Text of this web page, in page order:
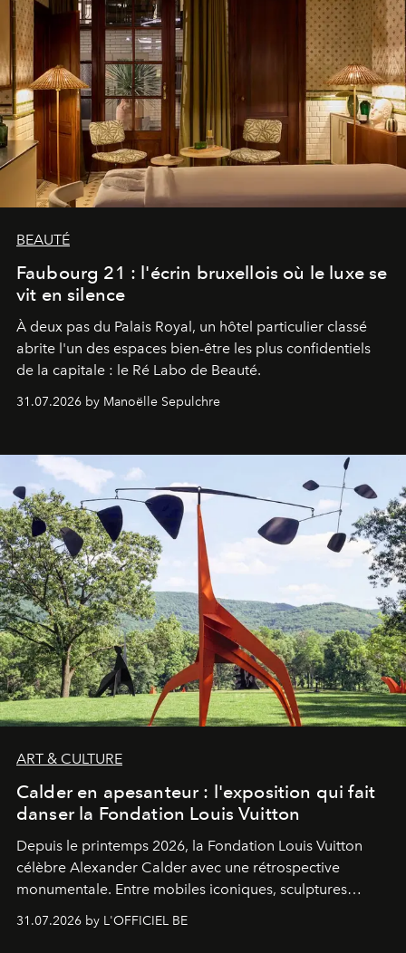
BEAUTÉ
Faubourg 21 : l'écrin bruxellois où le luxe se
vit en silence
À deux pas du Palais Royal, un hôtel particulier classé
abrite l'un des espaces bien-être les plus confidentiels
de la capitale : le Ré Labo de Beauté.
31.07.2026 by Manoëlle Sepulchre
ART & CULTURE
Calder en apesanteur : l'exposition qui fait
danser la Fondation Louis Vuitton
Depuis le printemps 2026, la Fondation Louis Vuitton
célèbre Alexander Calder avec une rétrospective
monumentale. Entre mobiles iconiques, sculptures
monumentales et poésie du mouvement, l'artiste
américain investit les espaces imaginés par Frank Gehry
31.07.2026 by L'OFFICIEL BE